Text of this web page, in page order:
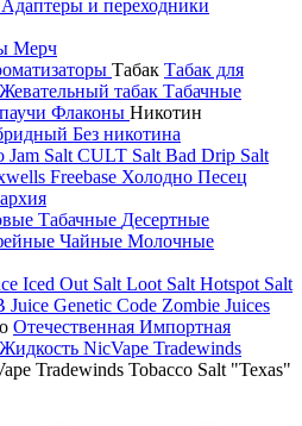
Адаптеры и переходники
Мерч
Табак Табак для
Жевательный табак Табачные
Флаконы Никотин
Без никотина
Jam Salt CULT Salt Bad Drip Salt
Freebase Холодно Песец
Табачные Десертные
Чайные Молочные
Iced Out Salt Loot Salt Hotspot Salt
Juice Genetic Code Zombie Juices
Отечественная Импортная
Жидкость NicVape Tradewinds
Tradewinds Tobacco Salt "Texas"